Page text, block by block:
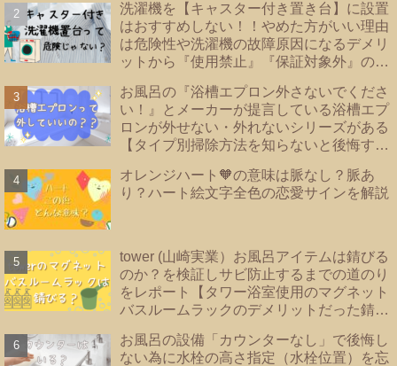
洗濯機を【キャスター付き置き台】に設置
はおすすめしない！！やめた方がいい理由
は危険性や洗濯機の故障原因になるデメリ
ットから『使用禁止』『保証対象外』のメ
外！後悔しない為に知っておきたい【防水
パンのタイプ】を紹介
お風呂の『浴槽エプロン外さないでくださ
い！』とメーカーが提言している浴槽エプ
ロンが外せない・外れないシリーズがある
【タイプ別掃除方法を知らないと後悔する
バーあり｜TOTO・リクシル・Panasonic
｜
オレンジハート🧡の意味は脈なし？脈あ
り？ハート絵文字全色の恋愛サインを解説
tower (山崎実業）お風呂アイテムは錆びる
のか？を検証しサビ防止するまでの道のり
をレポート【タワー浴室使用のマグネット
バスルームラックのデメリットだった錆を
お風呂の設備「カウンターなし」で後悔し
ない為に水栓の高さ指定（水栓位置）を忘